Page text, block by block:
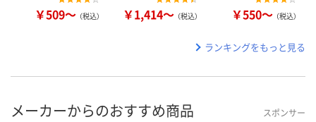
￥509～ （税込） ￥1,414～ （税込） ￥550～ （税込）
ランキングをもっと見る
メーカーからのおすすめ商品 スポンサー